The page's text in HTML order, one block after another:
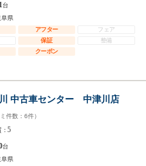
台
阜県
アフター
フェア
保証
整備
クーポン
中古車センター 中津川店
件数： 6件）
：5
台
阜県